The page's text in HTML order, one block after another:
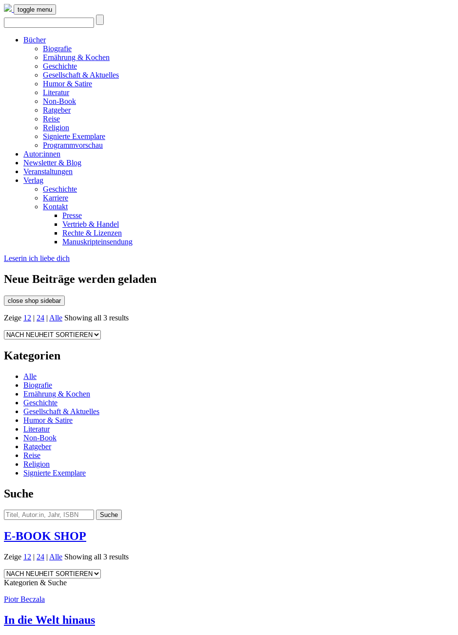
toggle menu
Bücher
Biografie
Ernährung & Kochen
Geschichte
Gesellschaft & Aktuelles
Humor & Satire
Literatur
Non-Book
Ratgeber
Reise
Religion
Signierte Exemplare
Programmvorschau
Autor:innen
Newsletter & Blog
Veranstaltungen
Verlag
Geschichte
Karriere
Kontakt
Presse
Vertrieb & Handel
Rechte & Lizenzen
Manuskripteinsendung
Leserin ich liebe dich
Neue Beiträge werden geladen
close shop sidebar
Zeige 12 | 24 | Alle Showing all 3 results
Kategorien
Alle
Biografie
Ernährung & Kochen
Geschichte
Gesellschaft & Aktuelles
Humor & Satire
Literatur
Non-Book
Ratgeber
Reise
Religion
Signierte Exemplare
Suche
E-BOOK SHOP
Zeige 12 | 24 | Alle Showing all 3 results
Kategorien & Suche
Piotr Beczala
In die Welt hinaus